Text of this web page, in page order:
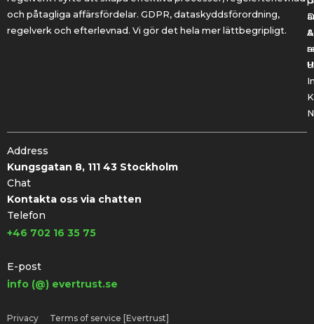
och påtagliga affärsfördelar. GDPR, dataskyddsförordning,
regelverk och efterlevnad. Vi gör det hela mer lättbegripligt.
&
Address
Kungsgatan 8, 111 43 Stockholm
Chat
Kontakta oss via chatten
Telefon
+46 702 16 35 75
E-post
info (@) evertrust.se
Privacy
Terms of service [Evertrust]